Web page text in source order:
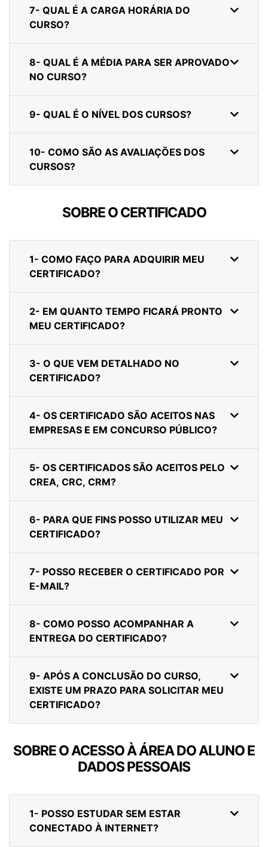
7- QUAL É A CARGA HORÁRIA DO
CURSO?
8- QUAL É A MÉDIA PARA SER APROVADO
NO CURSO?
9- QUAL É O NÍVEL DOS CURSOS?
10- COMO SÃO AS AVALIAÇÕES DOS
CURSOS?
SOBRE O CERTIFICADO
1- COMO FAÇO PARA ADQUIRIR MEU
CERTIFICADO?
2- EM QUANTO TEMPO FICARÁ PRONTO
MEU CERTIFICADO?
3- O QUE VEM DETALHADO NO
CERTIFICADO?
4- OS CERTIFICADO SÃO ACEITOS NAS
EMPRESAS E EM CONCURSO PÚBLICO?
5- OS CERTIFICADOS SÃO ACEITOS PELO
CREA, CRC, CRM?
6- PARA QUE FINS POSSO UTILIZAR MEU
CERTIFICADO?
7- POSSO RECEBER O CERTIFICADO POR
E-MAIL?
8- COMO POSSO ACOMPANHAR A
ENTREGA DO CERTIFICADO?
9- APÓS A CONCLUSÃO DO CURSO,
EXISTE UM PRAZO PARA SOLICITAR MEU
CERTIFICADO?
SOBRE O ACESSO À ÁREA DO ALUNO E
DADOS PESSOAIS
1- POSSO ESTUDAR SEM ESTAR
CONECTADO À INTERNET?